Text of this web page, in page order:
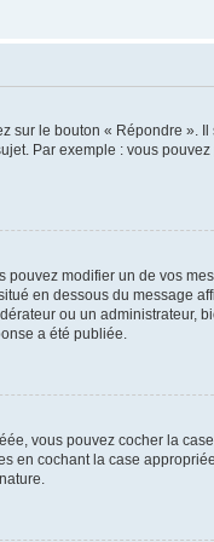
sur le bouton « Répondre ».
Par exemple : vous
modifier un de vos
en dessous du message
ou un administrateur,
a été publiée.
vous pouvez cocher la
en cochant la case